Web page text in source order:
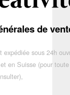
de
expédiée sous 24h
en Suisse (pour